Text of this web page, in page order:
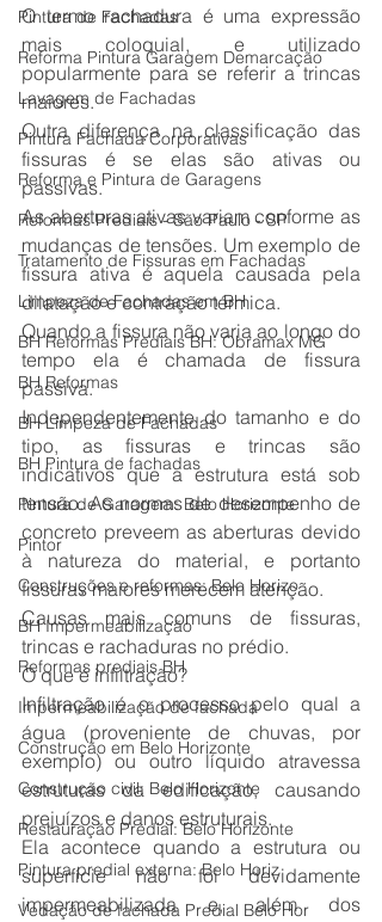
Pintura de Fachadas
Reforma Pintura Garagem Demarcação
Lavagem de Fachadas
Pintura Fachada Corporativas
Reforma e Pintura de Garagens
Reformas Prediais - São Paulo - SP
Tratamento de Fissuras em Fachadas
Limpeza de Fachadas em BH
BH Reformas Prediais BH: Obramax MG
BH Reformas
BH Limpeza de Fachadas
BH Pintura de fachadas
Pintura de Garagem: Belo Horizonte
Pintor
Construções e reformas: Belo Horizo
BH Impermeabilização
Reformas prediais BH
Impermeabilização de fachada
Construção em Belo Horizonte
Construção civil: Belo Horizonte
Restauração Predial: Belo Horizonte
Pintura predial externa: Belo Horiz
Vedação de fachada Predial Belo Hor
O termo rachadura é uma expressão
mais coloquial, e utilizado
popularmente para se referir a trincas
maiores.
Outra diferença na classificação das
fissuras é se elas são ativas ou
passivas.
As aberturas ativas variam conforme as
mudanças de tensões. Um exemplo de
fissura ativa é aquela causada pela
dilatação e contração térmica.
Quando a fissura não varia ao longo do
tempo ela é chamada de fissura
passiva.
Independentemente do tamanho e do
tipo, as fissuras e trincas são
indicativos que a estrutura está sob
tensão. As normas de desempenho de
concreto preveem as aberturas devido
à natureza do material, e portanto
fissuras maiores merecem atenção.
Causas mais comuns de fissuras,
trincas e rachaduras no prédio.
O que é infiltração?
Infiltração é o processo pelo qual a
água (proveniente de chuvas, por
exemplo) ou outro líquido atravessa
estruturas da edificação, causando
prejuízos e danos estruturais.
Ela acontece quando a estrutura ou
superfície não foi devidamente
impermeabilizada e, além dos